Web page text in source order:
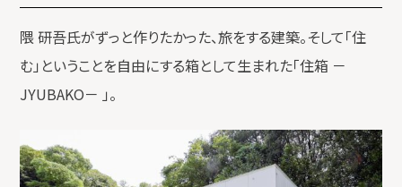
隈 研吾氏がずっと作りたかった、旅をする建築。そして「住
む」ということを自由にする箱として生まれた「住箱 －
JYUBAKO－ 」。